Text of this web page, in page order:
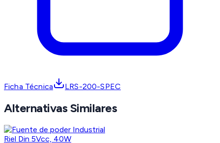
Ficha Técnica LRS-200-SPEC
Alternativas Similares